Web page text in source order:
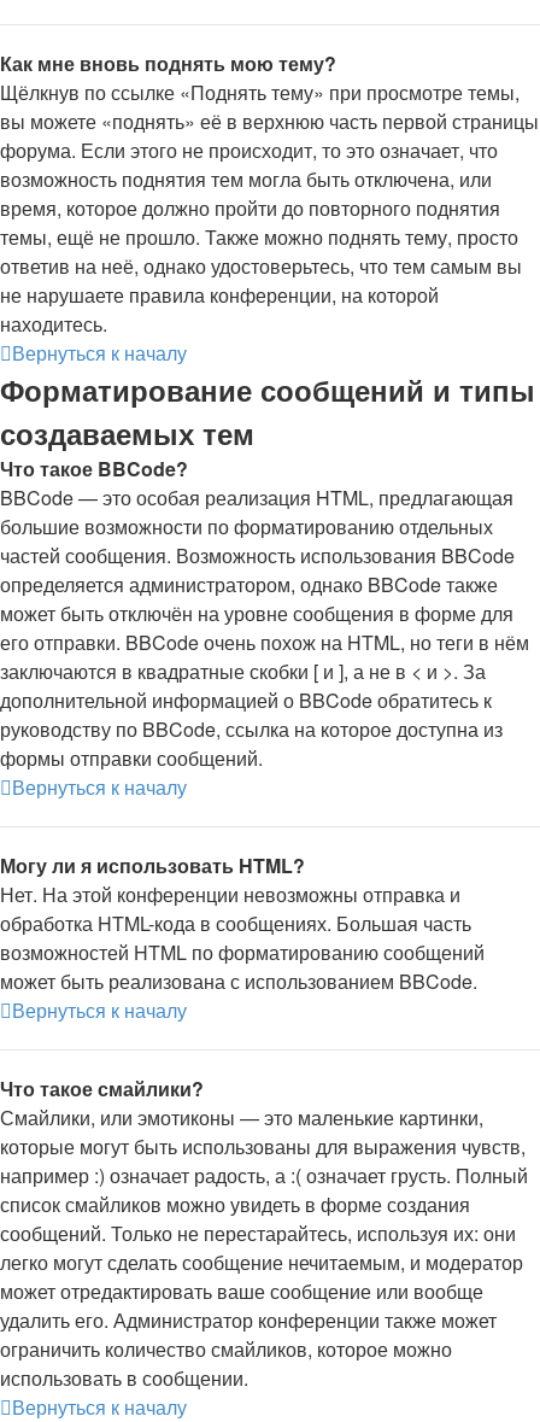
Как мне вновь поднять мою тему?
Щёлкнув по ссылке «Поднять тему» при просмотре темы,
вы можете «поднять» её в верхнюю часть первой страницы
форума. Если этого не происходит, то это означает, что
возможность поднятия тем могла быть отключена, или
время, которое должно пройти до повторного поднятия
темы, ещё не прошло. Также можно поднять тему, просто
ответив на неё, однако удостоверьтесь, что тем самым вы
не нарушаете правила конференции, на которой
находитесь.
Вернуться к началу
Форматирование сообщений и типы
создаваемых тем
Что такое BBCode?
BBCode — это особая реализация HTML, предлагающая
большие возможности по форматированию отдельных
частей сообщения. Возможность использования BBCode
определяется администратором, однако BBCode также
может быть отключён на уровне сообщения в форме для
его отправки. BBCode очень похож на HTML, но теги в нём
заключаются в квадратные скобки [ и ], а не в < и >. За
дополнительной информацией о BBCode обратитесь к
руководству по BBCode, ссылка на которое доступна из
формы отправки сообщений.
Вернуться к началу
Могу ли я использовать HTML?
Нет. На этой конференции невозможны отправка и
обработка HTML-кода в сообщениях. Большая часть
возможностей HTML по форматированию сообщений
может быть реализована с использованием BBCode.
Вернуться к началу
Что такое смайлики?
Смайлики, или эмотиконы — это маленькие картинки,
которые могут быть использованы для выражения чувств,
например :) означает радость, а :( означает грусть. Полный
список смайликов можно увидеть в форме создания
сообщений. Только не перестарайтесь, используя их: они
легко могут сделать сообщение нечитаемым, и модератор
может отредактировать ваше сообщение или вообще
удалить его. Администратор конференции также может
ограничить количество смайликов, которое можно
использовать в сообщении.
Вернуться к началу